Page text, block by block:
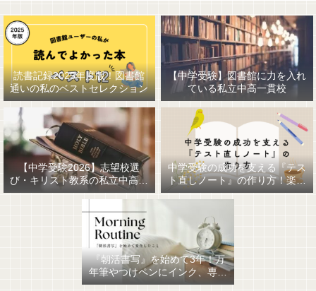
読書記録2025年度版！図書館
通いの私のベストセレクション
【中学受験】図書館に力を入れ
ている私立中高一貫校
【中学受験2026】志望校選
び・キリスト教系の私立中高一
貫女子校を調べてみました
中学受験の成功を支える『テス
ト直しノート』の作り方！楽に
作るための最強おすすめ文房具
『朝活書写』を始めて3年！万
年筆やつけペンにインク、専用
ノート、毎日が充実していま